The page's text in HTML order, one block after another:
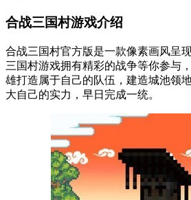
合战三国村游戏介绍
合战三国村官方版是一款像素画风呈
三国村游戏拥有精彩的战争等你参与
雄打造属于自己的队伍，建造城池领
大自己的实力，早日完成一统。